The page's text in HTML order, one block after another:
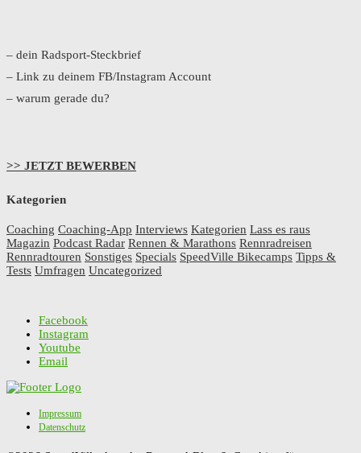
– dein Radsport-Steckbrief
– Link zu deinem FB/Instagram Account
– warum gerade du?
>> JETZT BEWERBEN
Kategorien
Coaching Coaching-App Interviews Kategorien Lass es raus
Magazin Podcast Radar Rennen & Marathons Rennradreisen
Rennradtouren Sonstiges Specials SpeedVille Bikecamps Tipps &
Tests Umfragen Uncategorized
Facebook
Instagram
Youtube
Email
Impressum
Datenschutz